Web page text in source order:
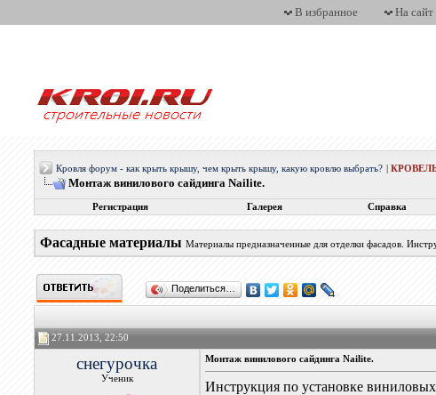
В избранное На сайт
Кровля форум - как крыть крышу, чем крыть крышу, какую кровлю выбрать? |
Монтаж винилового сайдинга Nailite.
Регистрация Галерея Справка
Фасадные материалы Материалы предназначенные для отделки фасадов.
Поделиться…
27.11.2013, 22:50
снегурочка
Ученик
Монтаж винилового сайдинга Nailite.
Инструкция по установке